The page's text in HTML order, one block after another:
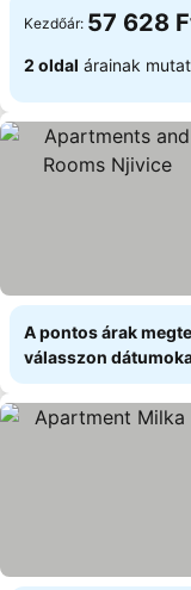
Kezdőár: 57 628
2 oldal árainak
A pontos árak
válasszon